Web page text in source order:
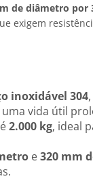
de diâmetro por
exigem
inoxidável 304
vida útil
2.000 kg, ideal
e320 mm